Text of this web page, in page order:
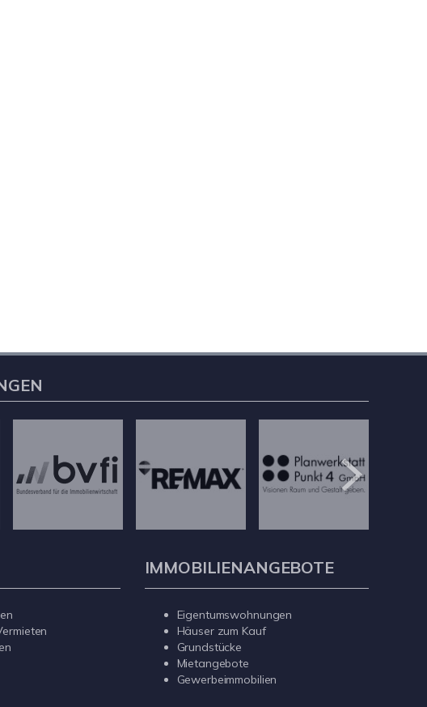
IMMOBILIENANGEBOTE
Eigentumswohnungen
Häuser zum Kauf
Grundstücke
Mietangebote
Gewerbeimmobilien